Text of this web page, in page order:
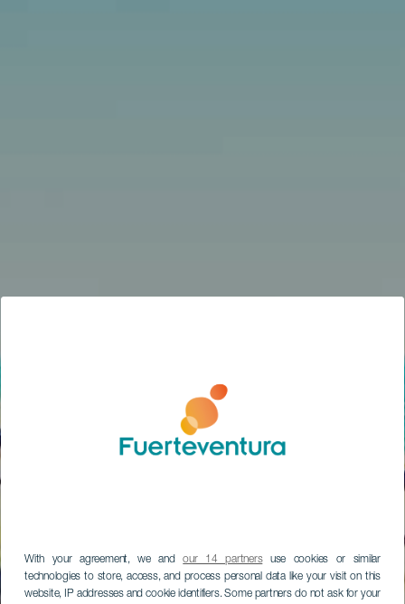
With your agreement, we andour 14 partnersuse cookies or similar
technologies to store, access, and process personal data like your visit on this
website, IP addresses and cookie identifiers. Some partners do not ask for your